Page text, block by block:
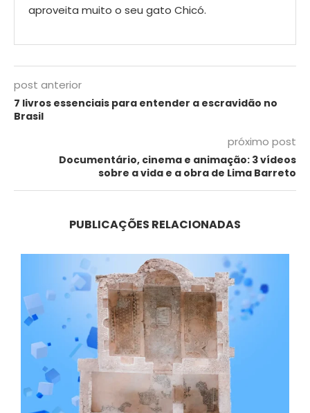
aproveita muito o seu gato Chicó.
post anterior
7 livros essenciais para entender a escravidão no
Brasil
próximo post
Documentário, cinema e animação: 3 vídeos
sobre a vida e a obra de Lima Barreto
PUBLICAÇÕES RELACIONADAS